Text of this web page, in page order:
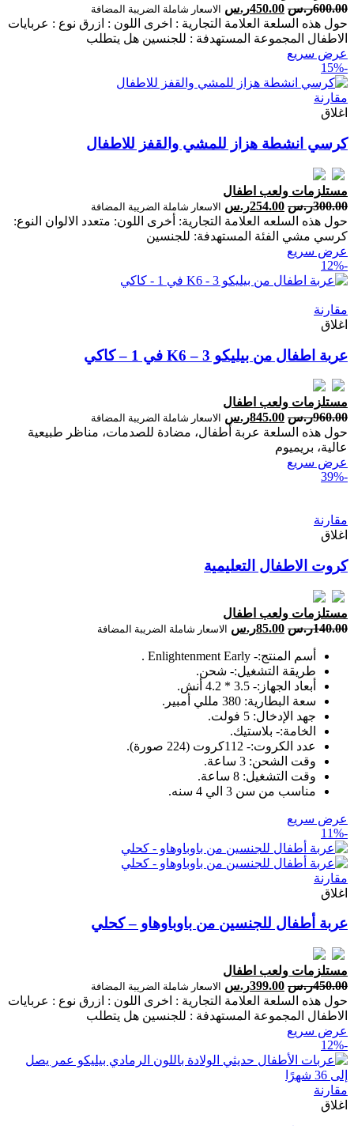
600.00ر.س 450.00ر.س الاسعار شاملة الضريبة المضافة
حول هذه السلعة العلامة التجارية : اخرى اللون : ازرق نوع : عربايات
الاطفال المجموعة المستهدفة : للجنسين هل يتطلب
عرض سريع
-15%
مقارنة
اغلاق
كرسي انشطة هزاز للمشي والقفز للاطفال
مستلزمات ولعب اطفال
300.00ر.س 254.00ر.س الاسعار شاملة الضريبة المضافة
حول هذه السلعه العلامة التجارية: أخرى اللون: متعدد الالوان النوع:
كرسي مشي الفئة المستهدفة: للجنسين
عرض سريع
-12%
مقارنة
اغلاق
عربة اطفال من بيليكو K6 – 3 في 1 – كاكي
مستلزمات ولعب اطفال
960.00ر.س 845.00ر.س الاسعار شاملة الضريبة المضافة
حول هذه السلعة عربة أطفال، مضادة للصدمات، مناظر طبيعية
عالية، بريميوم
عرض سريع
-39%
مقارنة
اغلاق
كروت الاطفال التعليمية
مستلزمات ولعب اطفال
140.00ر.س 85.00ر.س الاسعار شاملة الضريبة المضافة
أسم المنتج:- Enlightenment Early .
طريقة التشغيل:- شحن.
أبعاد الجهاز:- 3.5 * 4.2 أنش.
سعة البطارية: 380 مللي أمبير.
جهد الإدخال: 5 فولت.
الخامة:- بلاستيك.
عدد الكروت:- 112كروت (224 صورة).
وقت الشحن: 3 ساعة.
وقت التشغيل: 8 ساعة.
مناسب من سن 3 الي 4 سنه.
عرض سريع
-11%
مقارنة
اغلاق
عربة أطفال للجنسين من باوباوهاو – كحلي
مستلزمات ولعب اطفال
450.00ر.س 399.00ر.س الاسعار شاملة الضريبة المضافة
حول هذه السلعة العلامة التجارية : اخرى اللون : ازرق نوع : عربايات
الاطفال المجموعة المستهدفة : للجنسين هل يتطلب
عرض سريع
-12%
مقارنة
اغلاق